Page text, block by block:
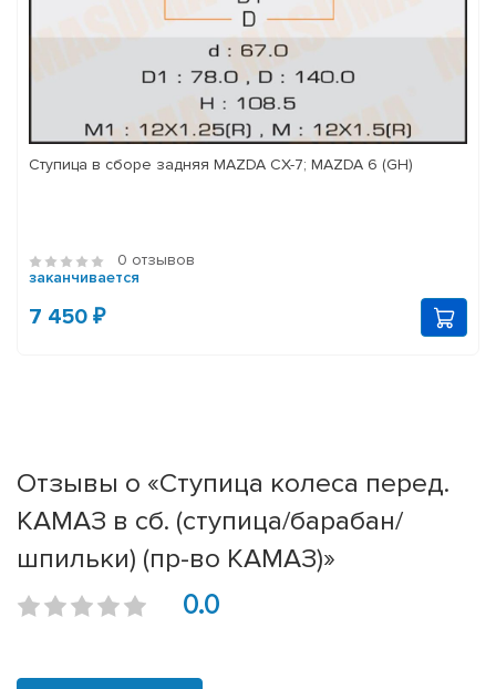
Ступица в сборе задняя MAZDA CX-7; MAZDA 6 (GH)
0 отзывов
заканчивается
7 450 ₽
Отзывы о «Ступица колеса перед.
КАМАЗ в сб. (ступица/барабан/
шпильки) (пр-во КАМАЗ)»
0.0